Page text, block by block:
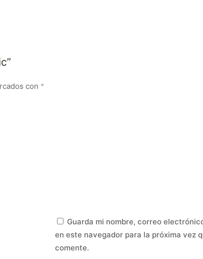
con *
Guarda mi nombre, correo
en este navegador para la próxima vez
comente.